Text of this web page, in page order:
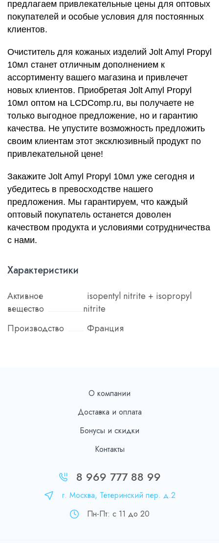
предлагаем привлекательные цены для оптовых
покупателей и особые условия для постоянных
клиентов.
Очиститель для кожаных изделий Jolt Amyl Propyl
10мл станет отличным дополнением к
ассортименту вашего магазина и привлечет
новых клиентов. Приобретая Jolt Amyl Propyl
10мл оптом на LCDComp.ru, вы получаете не
только выгодное предложение, но и гарантию
качества. Не упустите возможность предложить
своим клиентам этот эксклюзивный продукт по
привлекательной цене!
Закажите Jolt Amyl Propyl 10мл уже сегодня и
убедитесь в превосходстве нашего
предложения. Мы гарантируем, что каждый
оптовый покупатель останется доволен
качеством продукта и условиями сотрудничества
с нами.
Характеристики
Активное
вещество
isopentyl nitrite + isopropyl
nitrite
Производство
Франция
О компании
Доставка и оплата
Бонусы и скидки
Контакты
8 969 777 88 99
г. Москва, Тетеринский пер. д.2
Пн-Пт: с 11 до 20